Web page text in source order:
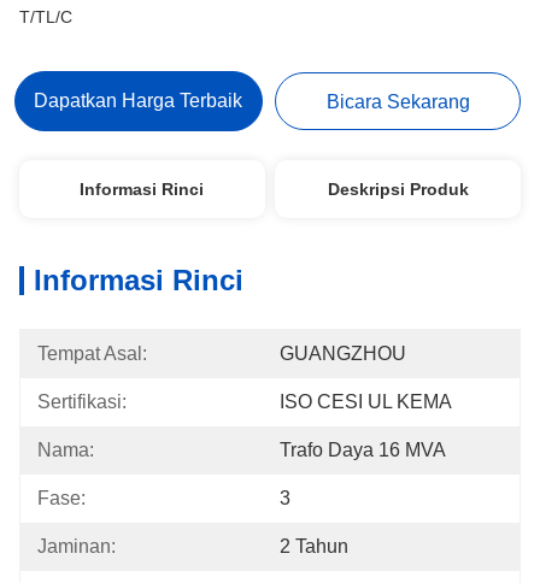
T/TL/C
Dapatkan Harga Terbaik Bicara Sekarang
Informasi Rinci Deskripsi Produk
Informasi Rinci
Tempat Asal: GUANGZHOU
Sertifikasi: ISO CESI UL KEMA
Nama: Trafo Daya 16 MVA
Fase: 3
Jaminan: 2 Tahun